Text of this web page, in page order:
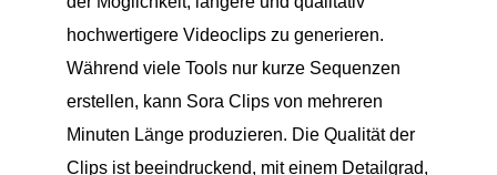
hochwertigere Videoclips zu generieren.
Während viele Tools nur kurze Sequenzen
erstellen, kann Sora Clips von mehreren
Minuten Länge produzieren. Die Qualität der
Clips ist beeindruckend, mit einem Detailgrad,